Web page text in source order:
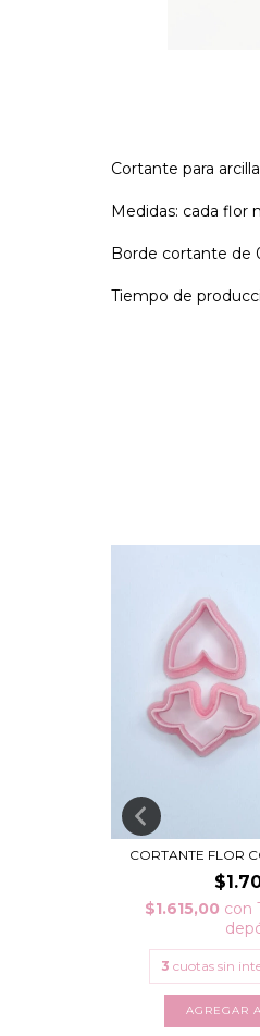
Cortante para
Medidas: cada flor
Borde cortante de
Tiempo de
CORTANTE FLOR
$1.615,00 con
3 cuotas sin